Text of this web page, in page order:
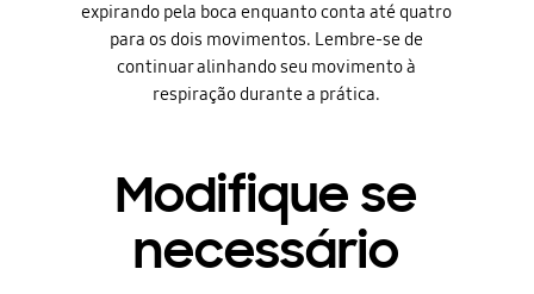
expirando pela boca enquanto conta até quatro
para os dois movimentos. Lembre-se de
continuar alinhando seu movimento à
respiração durante a prática.
Modifique se
necessário